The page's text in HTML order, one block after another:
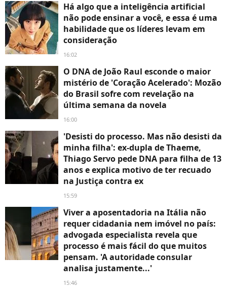
Há algo que a inteligência artificial
não pode ensinar a você, e essa é uma
habilidade que os líderes levam em
consideração
16:02
O DNA de João Raul esconde o maior
mistério de 'Coração Acelerado': Mozão
do Brasil sofre com revelação na
última semana da novela
16:00
'Desisti do processo. Mas não desisti da
minha filha': ex-dupla de Thaeme,
Thiago Servo pede DNA para filha de 13
anos e explica motivo de ter recuado
na Justiça contra ex
15:59
Viver a aposentadoria na Itália não
requer cidadania nem imóvel no país:
advogada especialista revela que
processo é mais fácil do que muitos
pensam. 'A autoridade consular
analisa justamente...'
15:46